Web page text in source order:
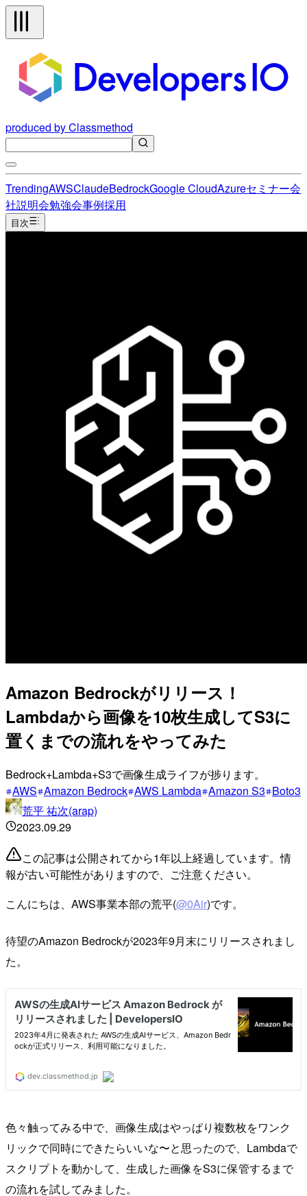
produced by Classmethod
TrendingAWSClaudeBedrockGoogle CloudAzureセミナー会
社説明会勉強会事例採用
目次
Amazon Bedrockがリリース！
Lambdaから画像を10枚生成してS3に
置くまでの流れをやってみた
Bedrock+Lambda+S3で画像生成ライフが捗ります。
AWS Amazon Bedrock AWS Lambda Amazon S3 Boto3
荒平 祐次(arap)
2023.09.29
この記事は公開されてから1年以上経過しています。情
報が古い可能性がありますので、ご注意ください。
こんにちは、AWS事業本部の荒平(@0Air)です。
待望のAmazon Bedrockが2023年9月末にリリースされまし
た。
色々触ってみる中で、画像生成はやっぱり複数枚をワンク
リックで同時にできたらいいな〜と思ったので、Lambdaで
スクリプトを動かして、生成した画像をS3に保管するまで
の流れを試してみました。